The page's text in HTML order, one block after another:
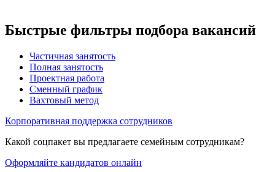
Быстрые фильтры подбора вакансий
Частичная занятость
Полная занятость
Проектная работа
Сменный график
Вахтовый метод
Корпоративная поддержка сотрудников
Какой соцпакет вы предлагаете семейным сотрудникам?
Оформляйте кандидатов онлайн